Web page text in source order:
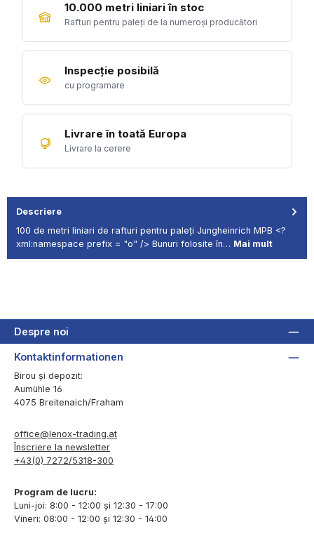
10.000 metri liniari în stoc
Rafturi pentru paleți de la numeroși producători
Inspecție posibilă
cu programare
Livrare în toată Europa
Livrare la cerere
Descriere
100 de metri liniari de rafturi pentru paleți Jungheinrich MPB <?
xml:namespace prefix = "o" /> Bunuri folosite în… Mai mult
Despre noi
Kontaktinformationen
Birou și depozit:
Aumühle 16
4075 Breitenaich/Fraham
office@lenox-trading.at
Înscriere la newsletter
+43(0) 7272/5318-300
Program de lucru:
Luni-joi: 8:00 - 12:00 și 12:30 - 17:00
Vineri: 08:00 - 12:00 și 12:30 - 14:00